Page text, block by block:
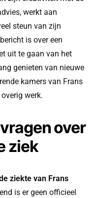
werkt aan
steun van zijn
is over een
uit te gaan van het
genieten van nieuwe
kamers van Frans
werk.
over
ziek
ziekte van Frans
is er geen officieel